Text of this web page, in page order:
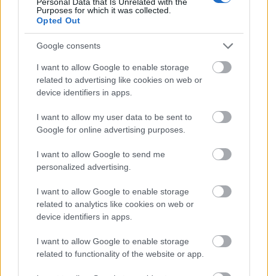
Purposes for which it was collected.
Opted Out
Google consents
I want to allow Google to enable storage
related to advertising like cookies on web or
device identifiers in apps.
I want to allow my user data to be sent to
Google for online advertising purposes.
I want to allow Google to send me
personalized advertising.
I want to allow Google to enable storage
related to analytics like cookies on web or
device identifiers in apps.
I want to allow Google to enable storage
related to functionality of the website or app.
Egy dal anatómiája - Free
• 2012. október 09.
Can you see me being equal with mycountrymen?
Can you see me being Pseudolus thecitizen?
Meglehet, a Comedy Tonight rántotta össze igazán a
darabot, ám azért mégsem lehet véletlen, hogy